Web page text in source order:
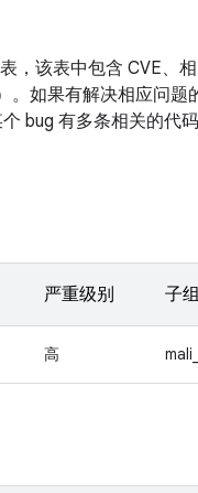
该表中包含 CVE、相
。如果有解决相应问题
bug 有多条相关的代
严重级别 子
高